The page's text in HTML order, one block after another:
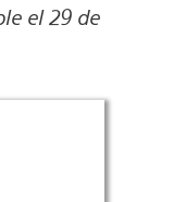
el 29 de